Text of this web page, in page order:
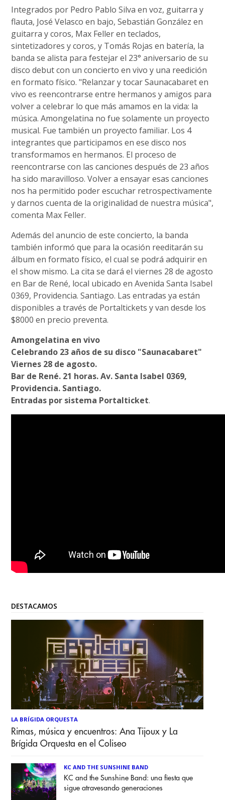
Integrados por Pedro Pablo Silva en voz, guitarra y
flauta, José Velasco en bajo, Sebastián González en
guitarra y coros, Max Feller en teclados,
sintetizadores y coros, y Tomás Rojas en batería, la
banda se alista para festejar el 23° aniversario de su
disco debut con un concierto en vivo y una reedición
en formato físico. "Relanzar y tocar Saunacabaret en
vivo es reencontrarse entre hermanos y amigos para
volver a celebrar lo que más amamos en la vida: la
música. Amongelatina no fue solamente un proyecto
musical. Fue también un proyecto familiar. Los 4
integrantes que participamos en ese disco nos
transformamos en hermanos. El proceso de
reencontrarse con las canciones después de 23 años
ha sido maravilloso. Volver a ensayar esas canciones
nos ha permitido poder escuchar retrospectivamente
y darnos cuenta de la originalidad de nuestra música",
comenta Max Feller.
Además del anuncio de este concierto, la banda
también informó que para la ocasión reeditarán su
álbum en formato físico, el cual se podrá adquirir en
el show mismo. La cita se dará el viernes 28 de agosto
en Bar de René, local ubicado en Avenida Santa Isabel
0369, Providencia. Santiago. Las entradas ya están
disponibles a través de Portaltickets y van desde los
$8000 en precio preventa.
Amongelatina en vivo
Celebrando 23 años de su disco "Saunacabaret"
Viernes 28 de agosto.
Bar de René. 21 horas. Av. Santa Isabel 0369,
Providencia. Santiago.
Entradas por sistema Portalticket.
DESTACAMOS
LA BRÍGIDA ORQUESTA
Rimas, música y encuentros: Ana Tijoux y La
Brígida Orquesta en el Coliseo
KC AND THE SUNSHINE BAND
KC and the Sunshine Band: una fiesta que
sigue atravesando generaciones